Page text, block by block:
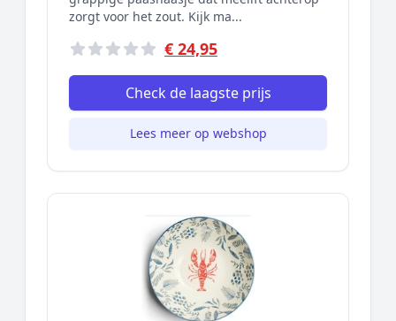
zorgt voor het zout. Kijk ma...
€ 24,95
Check de laagste prijs
Lees meer op webshop